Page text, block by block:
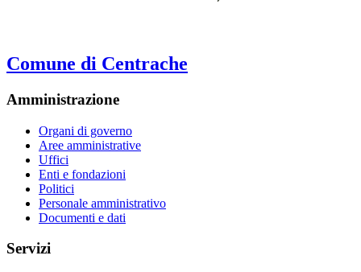
Comune di Centrache
Amministrazione
Organi di governo
Aree amministrative
Uffici
Enti e fondazioni
Politici
Personale amministrativo
Documenti e dati
Servizi